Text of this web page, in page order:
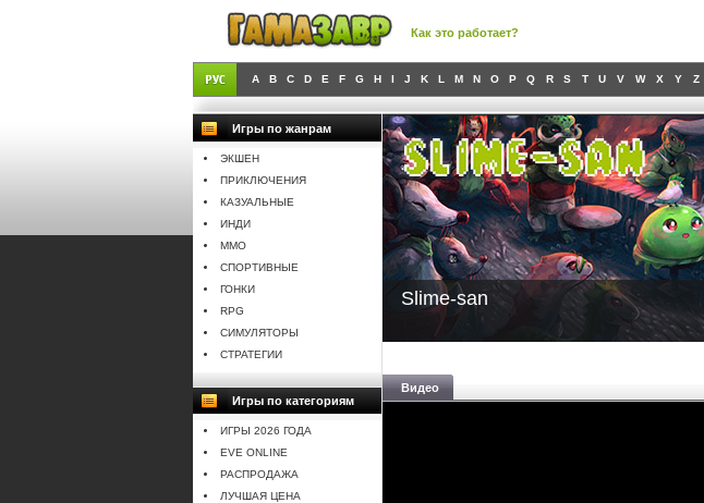
Как это работает?
A B C D E F G H I J K L M N O P Q R S T U V W X Y Z
Игры по жанрам
ЭКШЕН
ПРИКЛЮЧЕНИЯ
КАЗУАЛЬНЫЕ
ИНДИ
MMO
СПОРТИВНЫЕ
ГОНКИ
RPG
СИМУЛЯТОРЫ
СТРАТЕГИИ
Игры по категориям
ИГРЫ 2026 ГОДА
EVE ONLINE
РАСПРОДАЖА
ЛУЧШАЯ ЦЕНА
Slime-san
Видео